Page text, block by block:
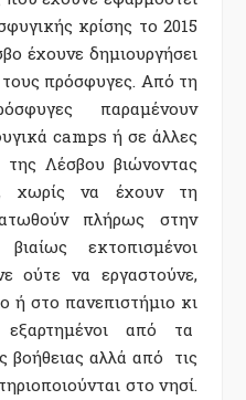
κρίσης το 2015
έχουνε δημιουργήσει
τους πρόσφυγες. Από τη
παραμένουν
camps ή σε άλλες
της Λέσβου βιώνοντας
χωρίς να έχουν τη
πλήρως στην
εκτοπισμένοι
ούτε να εργαστούνε,
ή στο πανεπιστήμιο κι
από τα
βοήθειας αλλά από τις
στο νησί.